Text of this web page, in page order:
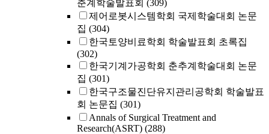
춘계학술발표회 (309)
제어로봇시스템학회 국제학술대회 논문
집 (304)
한국토양비료학회 학술발표회 초록집
(302)
한국기계가공학회 춘추계학술대회 논문
집 (301)
한국구조물진단유지관리공학회 학술발표
회 논문집 (301)
Annals of Surgical Treatment and
Research(ASRT) (288)